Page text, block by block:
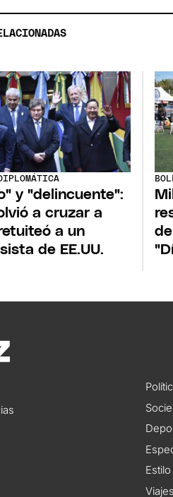
y "delincuente":
a cruzar a
a un
de EE.UU.
Viajes